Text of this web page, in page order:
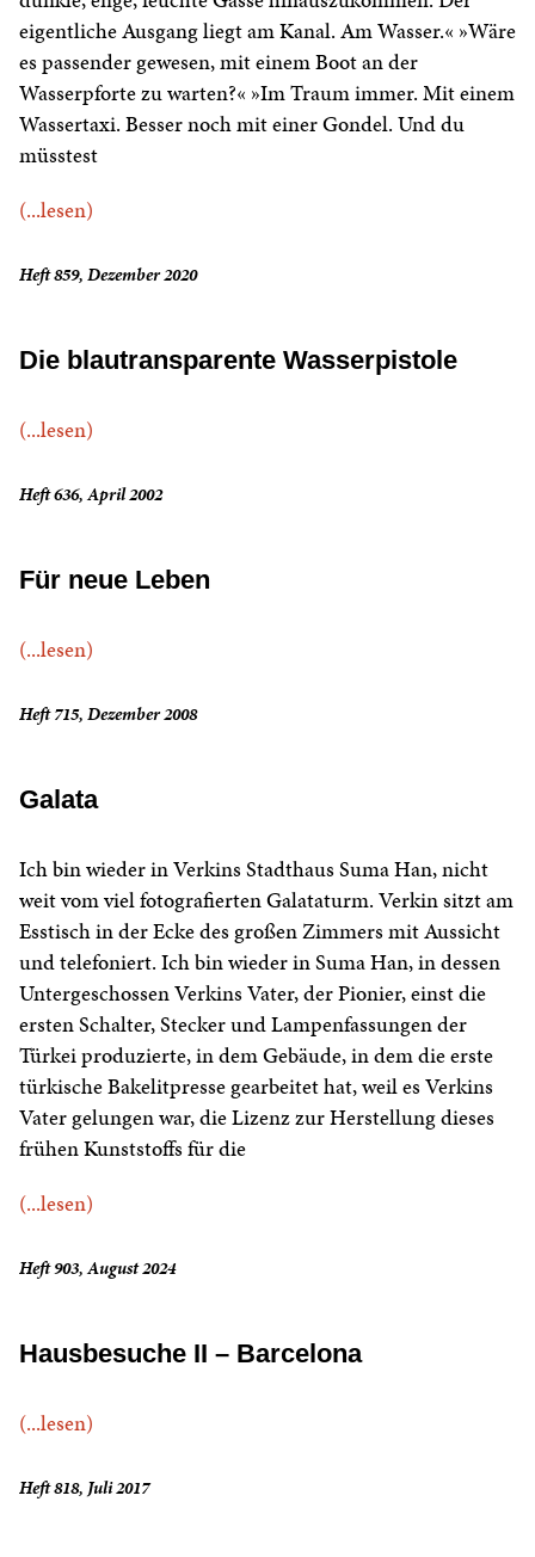
eigentliche Ausgang liegt am Kanal. Am Wasser.« »Wäre
es passender gewesen, mit einem Boot an der
Wasserpforte zu warten?« »Im Traum immer. Mit einem
Wassertaxi. Besser noch mit einer Gondel. Und du
müsstest
(...lesen)
Heft 859, Dezember 2020
Die blautransparente Wasserpistole
(...lesen)
Heft 636, April 2002
Für neue Leben
(...lesen)
Heft 715, Dezember 2008
Galata
Ich bin wieder in Verkins Stadthaus Suma Han, nicht
weit vom viel fotografierten Galataturm. Verkin sitzt am
Esstisch in der Ecke des großen Zimmers mit Aussicht
und telefoniert. Ich bin wieder in Suma Han, in dessen
Untergeschossen Verkins Vater, der Pionier, einst die
ersten Schalter, Stecker und Lampenfassungen der
Türkei produzierte, in dem Gebäude, in dem die erste
türkische Bakelitpresse gearbeitet hat, weil es Verkins
Vater gelungen war, die Lizenz zur Herstellung dieses
frühen Kunststoffs für die
(...lesen)
Heft 903, August 2024
Hausbesuche II – Barcelona
(...lesen)
Heft 818, Juli 2017